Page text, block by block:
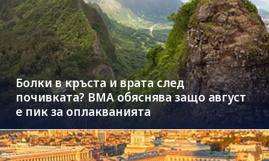
Болки в кръста и врата след
почивката? ВМА обяснява защо август
е пик за оплакванията